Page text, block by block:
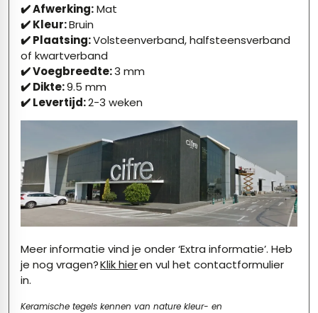
✔️ Afwerking:Mat
✔️ Kleur:Bruin
✔️ Plaatsing:Volsteenverband, halfsteensverband
of kwartverband
✔️ Voegbreedte:3 mm
✔️ Dikte:9.5 mm
✔️ Levertijd:2-3 weken
Meer informatie vind je onder ‘Extra informatie’. Heb
je nog vragen?Klik hieren vul het contactformulier
in.
Keramische tegels kennen van nature kleur- en